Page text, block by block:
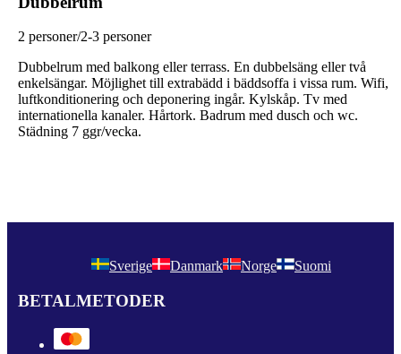
2 personer/2-3 personer
Dubbelrum med balkong eller terrass. En dubbelsäng eller två
enkelsängar. Möjlighet till extrabädd i bäddsoffa i vissa rum. Wifi,
luftkonditionering och deponering ingår. Kylskåp. Tv med
internationella kanaler. Hårtork. Badrum med dusch och wc.
Städning 7 ggr/vecka.
Sverige Danmark Norge Suomi
BETALMETODER